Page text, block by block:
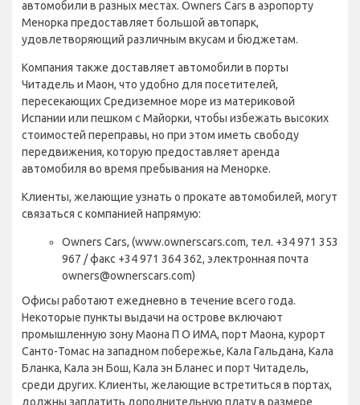
автомобили в разных местах. Owners Cars в аэропорту
Менорка предоставляет большой автопарк,
удовлетворяющий различным вкусам и бюджетам.
Компания также доставляет автомобили в порты
Читадель и Маон, что удобно для посетителей,
пересекающих Средиземное море из материковой
Испании или пешком с Майорки, чтобы избежать высоких
стоимостей переправы, но при этом иметь свободу
передвижения, которую предоставляет аренда
автомобиля во время пребывания на Менорке.
Клиенты, желающие узнать о прокате автомобилей, могут
связаться с компанией напрямую:
Owners Cars, (www.ownerscars.com, тел. +34 971 353
967 / факс +34 971 364 362, электронная почта
owners@ownerscars.com)
Офисы работают ежедневно в течение всего года.
Некоторые пункты выдачи на острове включают
промышленную зону Маона П О ИМА, порт Маона, курорт
Санто-Томас на западном побережье, Кала Гальдана, Кала
Бланка, Кала эн Бош, Кала эн Бланес и порт Читадель,
среди других. Клиенты, желающие встретиться в портах,
должны заплатить дополнительную плату в размере